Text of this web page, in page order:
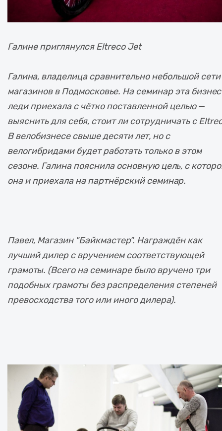
Галине приглянулся Eltreco Jet
Галина, владелица сравнительно небольшой сети
магазинов в Подмосковье. На семинар эта
леди приехала с чётко поставленной целью —
выяснить для себя, стоит ли сотрудничать с
В велобизнесе свыше десяти лет, но с
велогибридами будет работать только в этом
сезоне. Галина пояснила основную цель, с
она и приехала на партнёрский семинар.
Павел, Магазин "Байкмастер". Награждён как
лучший дилер с вручением соответствующей
грамоты. (Всего на семинаре было вручено три
подобных грамоты без распределения степеней
превосходства того или иного дилера).